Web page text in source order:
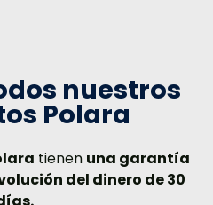
nuestros
Polara
tienen una garantía
del dinero de 30